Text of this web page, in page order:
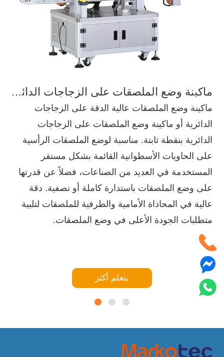
ماكينة وضع الملصقات على الزجاجات الدائرية بنقطة ثابتة
ماكينة وضع الملصقات عالية الدقة على الزجاجات
الدائرية أو ماكينة وضع الملصقات على الزجاجات
الدائرية بنقطة ثابتة. مناسبة لوضع الملصقات الرأسية
على الحاويات الأسطوانية القائمة بشكل مستقر
المستخدمة في العديد من الصناعات، فضلاً عن قدرتها
على وضع الملصقات باستدارة كاملة أو نصفية. دقة
عالية في المحاذاة الأمامية والطرفية للملصقات لتلبية
متطلبات الجودة الأعلى في وضع الملصقات.
يتعلم أكثر